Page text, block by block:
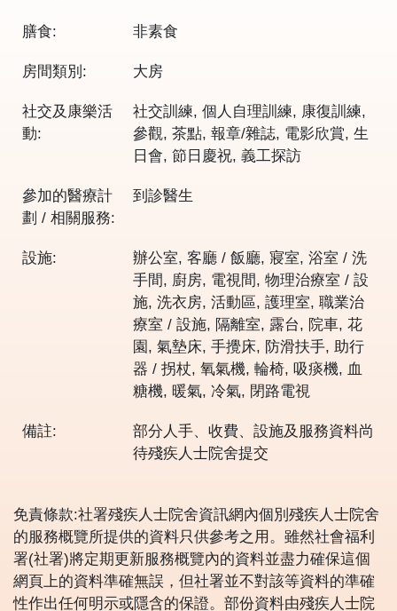
膳食: 非素食
房間類別: 大房
社交及康樂活
動:
社交訓練, 個人自理訓練, 康復訓練,
參觀, 茶點, 報章/雜誌, 電影欣賞, 生
日會, 節日慶祝, 義工探訪
參加的醫療計
劃 / 相關服務:
到診醫生
設施:
辦公室, 客廳 / 飯廳, 寢室, 浴室 / 洗
手間, 廚房, 電視間, 物理治療室 / 設
施, 洗衣房, 活動區, 護理室, 職業治
療室 / 設施, 隔離室, 露台, 院車, 花
園, 氣墊床, 手攪床, 防滑扶手, 助行
器 / 拐杖, 氧氣機, 輪椅, 吸痰機, 血
糖機, 暖氣, 冷氣, 閉路電視
備註:
部分人手、收費、設施及服務資料尚
待殘疾人士院舍提交
免責條款:社署殘疾人士院舍資訊網內個別殘疾人士院舍
的服務概覽所提供的資料只供參考之用。雖然社會福利
署(社署)將定期更新服務概覽內的資料並盡力確保這個
網頁上的資料準確無誤，但社署並不對該等資料的準確
性作出任何明示或隱含的保證。部份資料由殘疾人士院